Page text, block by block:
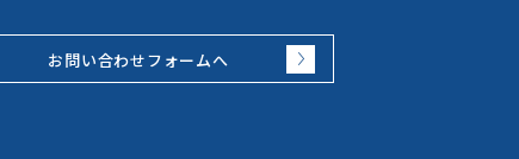
お問い合わせフォームへ